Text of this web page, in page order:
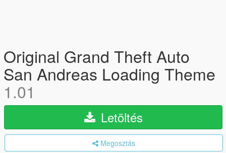
Original Grand Theft Auto
San Andreas Loading Theme
1.01
Letöltés
Megosztás